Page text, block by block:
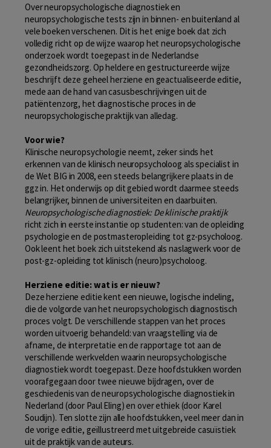
Over neuropsychologische diagnostiek en
neuropsychologische tests zijn in binnen- en buitenland al
vele boeken verschenen. Dit is het enige boek dat zich
volledig richt op de wijze waarop het neuropsychologische
onderzoek wordt toegepast in de Nederlandse
gezondheidszorg. Op heldere en gestructureerde wijze
beschrijft deze geheel herziene en geactualiseerde editie,
mede aan de hand van casusbeschrijvingen uit de
patiëntenzorg, het diagnostische proces in de
neuropsychologische praktijk van alledag.
Voor wie?
Klinische neuropsychologie neemt, zeker sinds het
erkennen van de klinisch neuropsycholoog als specialist in
de Wet BIG in 2008, een steeds belangrijkere plaats in de
ggz in. Het onderwijs op dit gebied wordt daarmee steeds
belangrijker, binnen de universiteiten en daarbuiten.
Neuropsychologische diagnostiek: De klinische praktijk
richt zich in eerste instantie op studenten: van de opleiding
psychologie en de postmasteropleiding tot gz-psycholoog.
Ook leent het boek zich uitstekend als naslagwerk voor de
post-gz-opleiding tot klinisch (neuro)psycholoog.
Herziene editie: wat is er nieuw?
Deze herziene editie kent een nieuwe, logische indeling,
die de volgorde van het neuropsychologisch diagnostisch
proces volgt. De verschillende stappen van het proces
worden uitvoerig behandeld: van vraagstelling via de
afname, de interpretatie en de rapportage tot aan de
verschillende werkvelden waarin neuropsychologische
diagnostiek wordt toegepast. Deze hoofdstukken worden
voorafgegaan door twee nieuwe bijdragen, over de
geschiedenis van de neuropsychologische diagnostiek in
Nederland (door Paul Eling) en over ethiek (door Karel
Soudijn). Ten slotte zijn alle hoofdstukken, veel meer dan in
de vorige editie, geïllustreerd met uitgebreide casuïstiek
uit de praktijk van de auteurs.